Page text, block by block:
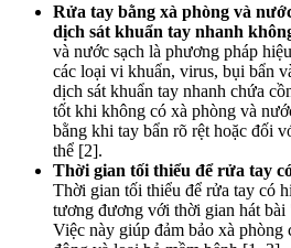
Rửa tay bằng xà phòng và
dịch sát khuẩn tay nhanh
và nước sạch là phương pháp
các loại vi khuẩn, virus, bụi bẩn
dịch sát khuẩn tay nhanh chứa
tốt khi không có xà phòng và
bằng khi tay bẩn rõ rệt hoặc đối
thể [2].
Thời gian tối thiểu để rửa tay
Thời gian tối thiểu để rửa tay có
tương đương với thời gian hát
Việc này giúp đảm bảo xà phòng